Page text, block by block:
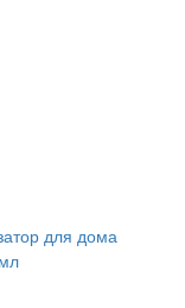
для дома